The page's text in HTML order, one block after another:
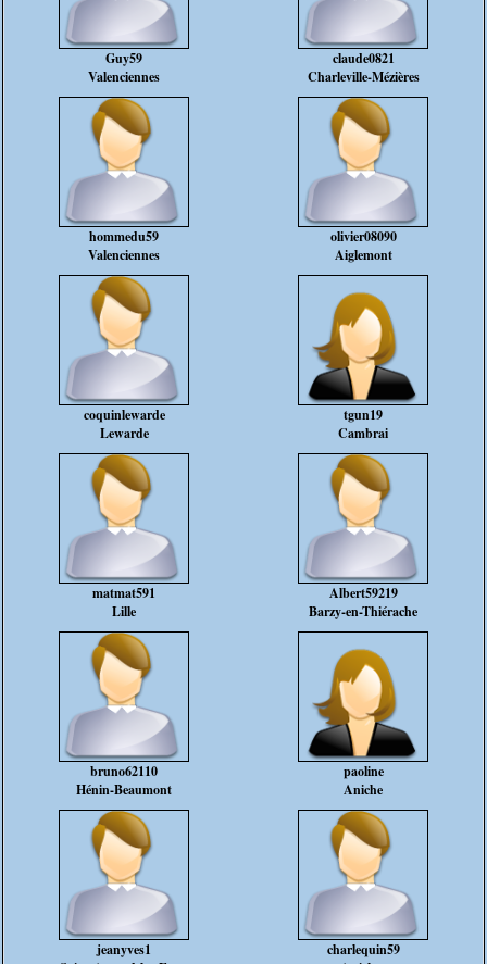
Guy59
Valenciennes
claude0821
Charleville-Mézières
hommedu59
Valenciennes
olivier08090
Aiglemont
coquinlewarde
Lewarde
tgun19
Cambrai
matmat591
Lille
Albert59219
Barzy-en-Thiérache
bruno62110
Hénin-Beaumont
paoline
Aniche
jeanyves1
charlequin59